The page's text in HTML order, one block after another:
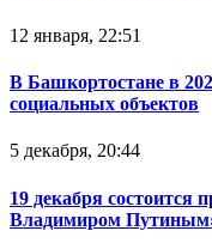
12 января, 22:51
В Башкортостане в
социальных объектов
5 декабря, 20:44
19 декабря состоится
Владимиром